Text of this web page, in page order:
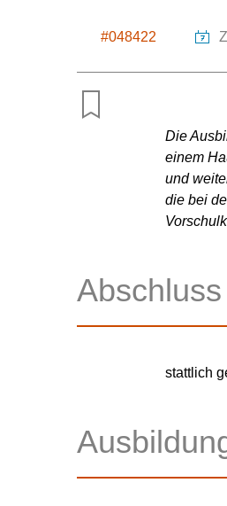
#048422
Die
einem
und
die bei
Abschluss
stattlich